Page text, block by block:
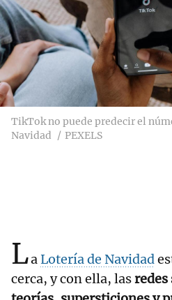
TikTok no puede predecir el
Navidad
PEXELS
LaLotería de Navidad
cerca, y con ella, lasredes